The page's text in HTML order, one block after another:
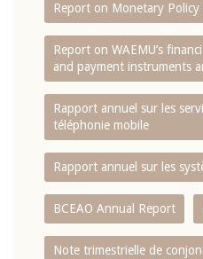
Report on Monetary Policy
Report on WAEMU’s
and payment instruments
Rapport annuel sur les
téléphonie mobile
Rapport annuel sur les
BCEAO Annual Report
Note trimestrielle de